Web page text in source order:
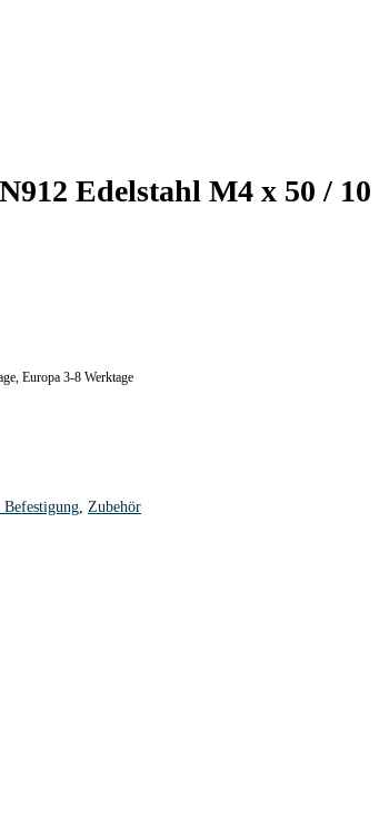
Edelstahl M4 x 50 / 10
Europa 3-8 Werktage
Befestigung Zubehör